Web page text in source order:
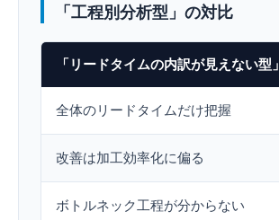
「工程別分析型」の対比
「リードタイムの内訳が見えない型」
全体のリードタイムだけ把握
改善は加工効率化に偏る
ボトルネック工程が分からない